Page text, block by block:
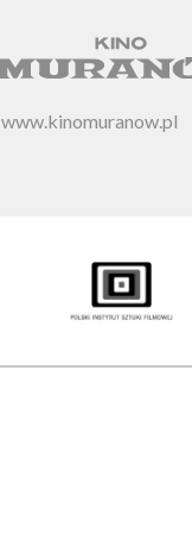
www.kinomuranow.pl